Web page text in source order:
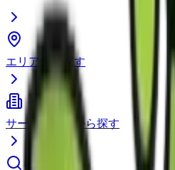
エリアから探す
サービス種別から探す